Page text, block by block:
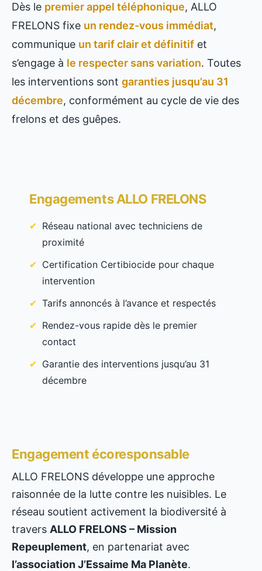
Dès le premier appel téléphonique, ALLO
FRELONS fixe un rendez-vous immédiat,
communique un tarif clair et définitif et
s’engage à le respecter sans variation. Toutes
les interventions sont garanties jusqu’au 31
décembre, conformément au cycle de vie des
frelons et des guêpes.
Engagements ALLO FRELONS
Réseau national avec techniciens de
proximité
Certification Certibiocide pour chaque
intervention
Tarifs annoncés à l’avance et respectés
Rendez-vous rapide dès le premier
contact
Garantie des interventions jusqu’au 31
décembre
Engagement écoresponsable
ALLO FRELONS développe une approche
raisonnée de la lutte contre les nuisibles. Le
réseau soutient activement la biodiversité à
travers ALLO FRELONS – Mission
Repeuplement, en partenariat avec
l’association J’Essaime Ma Planète.